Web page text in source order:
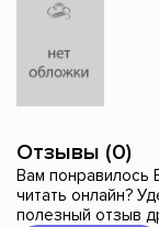
Отзывы (0)
Вам понравилось
читать онлайн?
полезный отзыв